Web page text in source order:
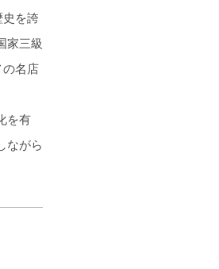
を誇
家三級
の名店
を有
ながら